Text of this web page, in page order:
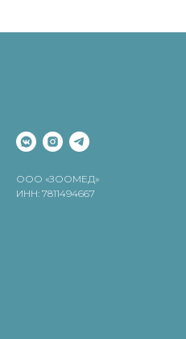
ООО «ЗООМЕД»
ИНН: 7811494667